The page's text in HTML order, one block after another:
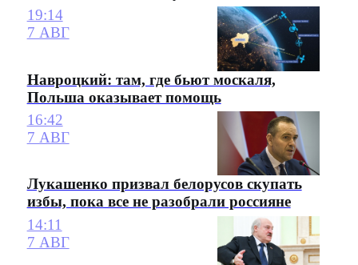
19:14
7 АВГ
Навроцкий: там, где бьют москаля,
Польша оказывает помощь
16:42
7 АВГ
Лукашенко призвал белорусов скупать
избы, пока все не разобрали россияне
14:11
7 АВГ